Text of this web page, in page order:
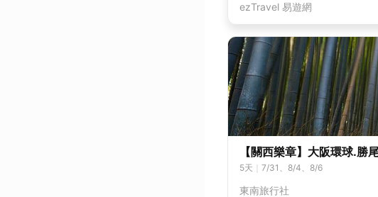
ezTravel 易遊網
【關西樂章】大阪環球.勝
5天 7/31、8/4、8/6
東南旅行社